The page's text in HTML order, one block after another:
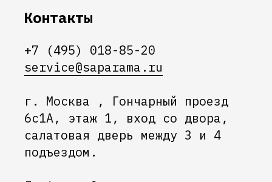
Контакты
+7 (495) 018-85-20
service@saparama.ru
г. Москва , Гончарный проезд
6с1А, этаж 1, вход со двора,
салатовая дверь между 3 и 4
подъездом.